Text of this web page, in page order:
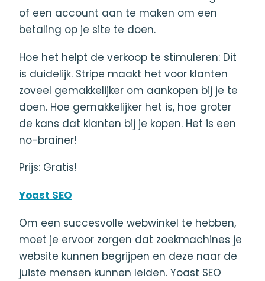
of een account aan te maken om een
betaling op je site te doen.
Hoe het helpt de verkoop te stimuleren: Dit
is duidelijk. Stripe maakt het voor klanten
zoveel gemakkelijker om aankopen bij je te
doen. Hoe gemakkelijker het is, hoe groter
de kans dat klanten bij je kopen. Het is een
no-brainer!
Prijs: Gratis!
Yoast SEO
Om een succesvolle webwinkel te hebben,
moet je ervoor zorgen dat zoekmachines je
website kunnen begrijpen en deze naar de
juiste mensen kunnen leiden. Yoast SEO